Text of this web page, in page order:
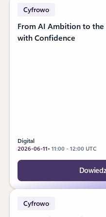
Cyfrowo
From AI Ambition to the
with Confidence
Digital
2026-06-11• 11:00 - 12:00 UTC
Cyfrowo